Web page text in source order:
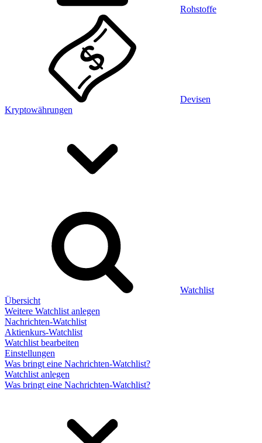
Rohstoffe
Devisen
Kryptowährungen
Watchlist
Übersicht
Weitere Watchlist anlegen
Nachrichten-Watchlist
Aktienkurs-Watchlist
Watchlist bearbeiten
Einstellungen
Was bringt eine Nachrichten-Watchlist?
Watchlist anlegen
Was bringt eine Nachrichten-Watchlist?